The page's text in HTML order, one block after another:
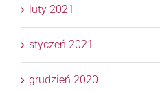
luty 2021
styczeń 2021
grudzień 2020